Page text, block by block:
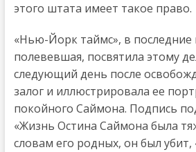
этого штата имеет такое право.
«Нью-Йорк таймс», в
полевевшая, посвятила этому
следующий день после
залог и иллюстрировала ее
покойного Саймона. Подпись
«Жизнь Остина Саймона была
словам его родных, он был убит,